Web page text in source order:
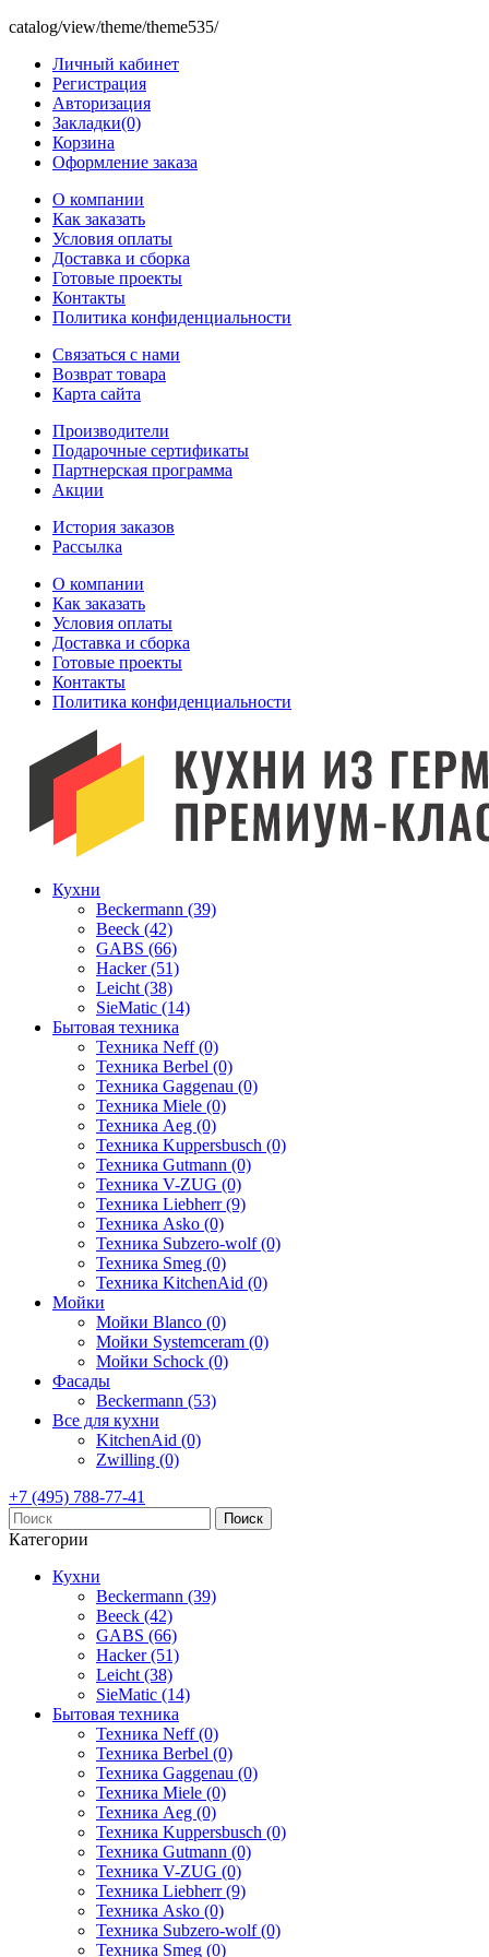
catalog/view/theme/theme535/
Личный кабинет
Регистрация
Авторизация
Закладки(0)
Корзина
Оформление заказа
O компании
Как заказать
Условия оплаты
Доставка и сборка
Готовые проекты
Контакты
Политика конфиденциальности
Связаться с нами
Возврат товара
Карта сайта
Производители
Подарочные сертификаты
Партнерская программа
Акции
История заказов
Рассылка
O компании
Как заказать
Условия оплаты
Доставка и сборка
Готовые проекты
Контакты
Политика конфиденциальности
Кухни
Beckermann (39)
Beeck (42)
GABS (66)
Hacker (51)
Leicht (38)
SieMatic (14)
Бытовая техника
Техника Neff (0)
Техника Berbel (0)
Техника Gaggenau (0)
Техника Miele (0)
Техника Aeg (0)
Техника Kuppersbusch (0)
Техника Gutmann (0)
Техника V-ZUG (0)
Техника Liebherr (9)
Техника Asko (0)
Техника Subzero-wolf (0)
Техника Smeg (0)
Техника KitchenAid (0)
Мойки
Мойки Blanco (0)
Мойки Systemceram (0)
Мойки Schock (0)
Фасады
Beckermann (53)
Все для кухни
KitchenAid (0)
Zwilling (0)
+7 (495) 788-77-41
Поиск
Категории
Кухни
Beckermann (39)
Beeck (42)
GABS (66)
Hacker (51)
Leicht (38)
SieMatic (14)
Бытовая техника
Техника Neff (0)
Техника Berbel (0)
Техника Gaggenau (0)
Техника Miele (0)
Техника Aeg (0)
Техника Kuppersbusch (0)
Техника Gutmann (0)
Техника V-ZUG (0)
Техника Liebherr (9)
Техника Asko (0)
Техника Subzero-wolf (0)
Техника Smeg (0)